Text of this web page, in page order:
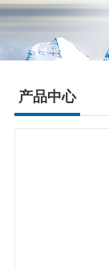
产品中心